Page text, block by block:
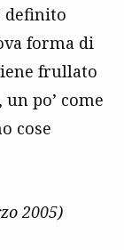
definito
forma di
frullato
un po’ come
cose
2005)